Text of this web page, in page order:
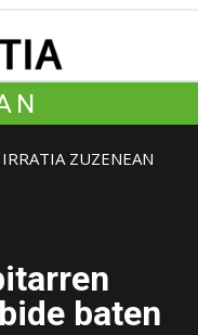
IRRATIA ZUZENEAN
baten